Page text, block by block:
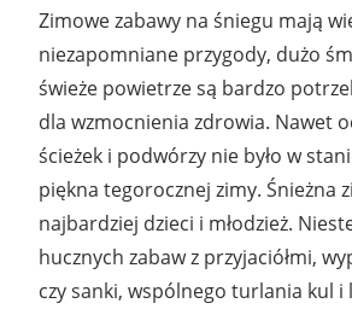
Zimowe zabawy na śniegu mają
niezapomniane przygody, dużo
świeże powietrze są bardzo
dla wzmocnienia zdrowia. Nawet
ścieżek i podwórzy nie było w
piękna tegorocznej zimy. Śnieżna
najbardziej dzieci i młodzież.
hucznych zabaw z przyjaciółmi,
czy sanki, wspólnego turlania kul i